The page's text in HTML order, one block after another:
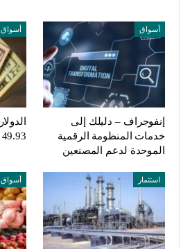
أسواق
إنفوجراف – دليلك إلى
خدمات المنظومة الرقمية
الموحدة لدعم المصنعين
أسواق
49.93 جنيه بختام التعاملات
استثمار أسواق